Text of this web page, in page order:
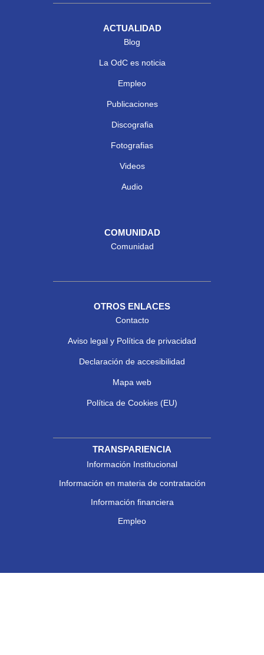
ACTUALIDAD
Blog
La OdC es noticia
Empleo
Publicaciones
Discografia
Fotografias
Videos
Audio
COMUNIDAD
Comunidad
OTROS ENLACES
Contacto
Aviso legal y Política de privacidad
Declaración de accesibilidad
Mapa web
Política de Cookies (EU)
TRANSPARIENCIA
Información Institucional
Información en materia de contratación
Información financiera
Empleo